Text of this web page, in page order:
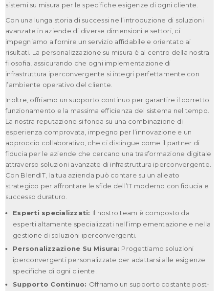
sistemi su misura per le specifiche esigenze di ogni cliente.
Con una lunga storia di successi nell’introduzione di soluzioni
avanzate in aziende di diverse dimensioni e settori, ci
impegniamo a fornire un servizio affidabile e orientato ai
risultati. La personalizzazione su misura è al centro della nostra
filosofia, assicurando che ogni implementazione di
infrastruttura iperconvergente si integri perfettamente con
l’ambiente operativo del cliente.
Inoltre, offriamo un supporto continuo per garantire il corretto
funzionamento e la massima efficienza del sistema nel tempo.
La nostra reputazione si fonda su una combinazione di
esperienza comprovata, impegno per l’innovazione e un
approccio collaborativo, che ci distingue come il partner di
fiducia per le aziende che cercano una trasformazione digitale
attraverso soluzioni avanzate di infrastruttura iperconvergente.
Con BlendIT, la tua azienda può contare su un alleato
strategico per affrontare le sfide dell’IT moderno con fiducia e
successo duraturo.
Esperti specializzati: Il nostro team è composto da
esperti altamente specializzati nell’implementazione e nella
gestione di soluzioni iperconvergenti.
Personalizzazione Su Misura: Progettiamo soluzioni
iperconvergenti personalizzate per adattarsi alle esigenze
specifiche di ogni cliente.
Supporto Continuo: Offriamo un supporto costante post-